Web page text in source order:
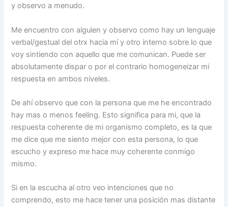
y observo a menudo.
Me encuentro con alguien y observo como hay un lenguaje
verbal/gestual del otrx hacia mí y otro interno sobre lo que
voy sintiendo con aquello que me comunican. Puede ser
absolutamente dispar o por el contrario homogeneizar mi
respuesta en ambos niveles.
De ahí observo que con la persona que me he encontrado
hay mas o menos feeling. Esto significa para mi, que la
respuesta coherente de mi organismo completo, es la que
me dice que me siento mejor con esta persona, lo que
escucho y expreso me hace muy coherente conmigo
mismo.
Si en la escucha al otro veo intenciones que no
comprendo, esto me hace tener una posición mas distante